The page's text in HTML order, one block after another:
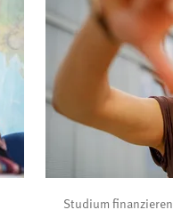
Studium finanzieren